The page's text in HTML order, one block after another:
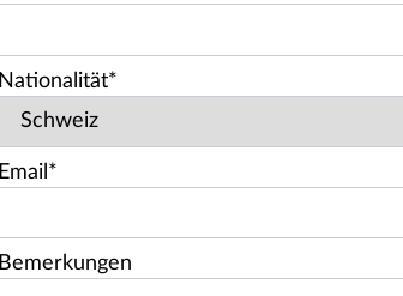
Nationalität*
Email*
Bemerkungen